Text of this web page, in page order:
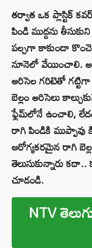
తర్వాత ఒక ప్లాస్టిక్
పిండి ముద్దను
పల్చగా కాకుండా
నూనెలో వేయించాలి.
అరిసెల గరిటెతో
బెల్లం అరిసెలు
ఫ్లేమ్‌లోనే ఉంచాలి,
రాగి పిండికి ముప్పావు
ఆరోగ్యకరమైన రాగి
తెలుసుకున్నారు
చూడండి.
NTV